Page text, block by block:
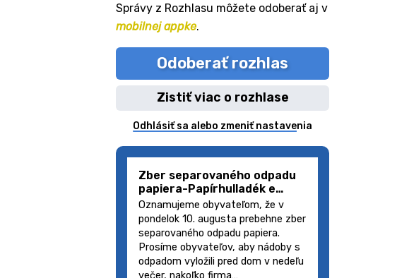
Správy z Rozhlasu môžete odoberať aj v
mobilnej appke.
Odoberať rozhlas
Zistiť viac o rozhlase
Odhlásiť sa alebo zmeniť nastavenia
Zber separovaného odpadu
papiera-Papírhulladék e…
Oznamujeme obyvateľom, že v
pondelok 10. augusta prebehne zber
separovaného odpadu papiera.
Prosíme obyvateľov, aby nádoby s
odpadom vyložili pred dom v nedeľu
večer, nakoľko firma…